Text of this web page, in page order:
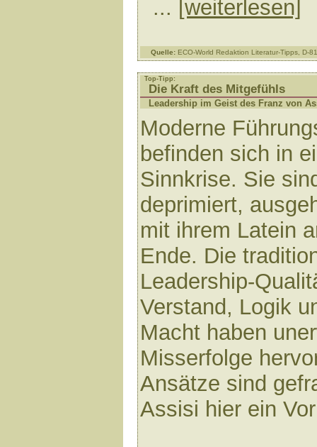
... [weiterlesen]
Quelle: ECO-World Redaktion Literatur-Tipps, D-
Top-Tipp:
Die Kraft des Mitgefühls
Leadership im Geist des Franz von
Moderne
befinden sich in
Sinnkrise. Sie
deprimiert,
mit ihrem Latein
Ende. Die
Leadership-
Verstand, Logik
Macht haben
Misserfolge
Ansätze sind
Assisi hier ein